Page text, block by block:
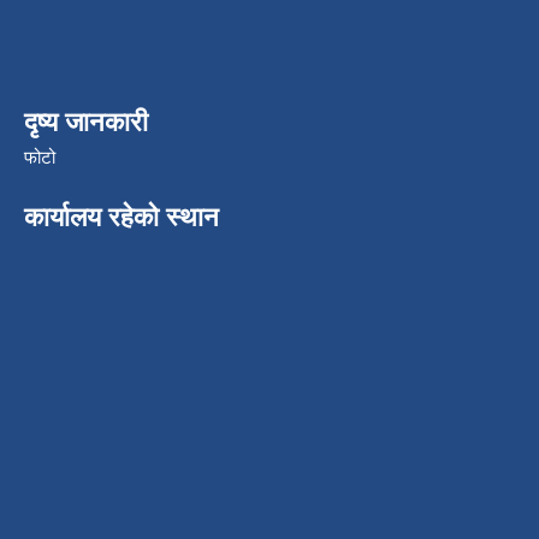
दृष्य जानकारी
फोटो
कार्यालय रहेको स्थान